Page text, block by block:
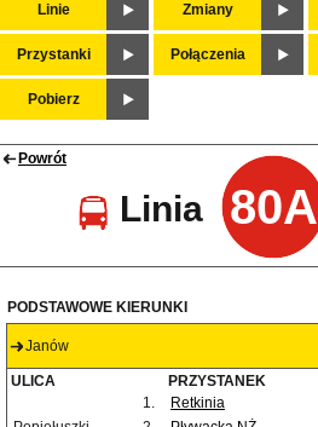
Linie Zmiany
Przystanki Połączenia
Pobierz
Powrót
Linia 80A
PODSTAWOWE KIERUNKI
Janów
ULICA PRZYSTANEK
1.
Retkinia